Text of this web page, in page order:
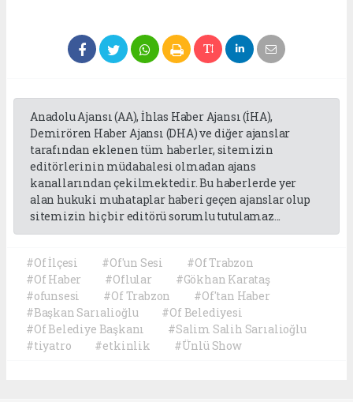
Anadolu Ajansı (AA), İhlas Haber Ajansı (İHA),
Demirören Haber Ajansı (DHA) ve diğer ajanslar
tarafından eklenen tüm haberler, sitemizin
editörlerinin müdahalesi olmadan ajans
kanallarından çekilmektedir. Bu haberlerde yer
alan hukuki muhataplar haberi geçen ajanslar olup
sitemizin hiç bir editörü sorumlu tutulamaz...
#Of İlçesi #Of'un Sesi
#Of Trabzon
#Of Haber
#Oflular
#Gökhan Karataş
#ofunsesi
#Of Trabzon
#Of'tan Haber
#Başkan Sarıalioğlu
#Of Belediyesi
#Of Belediye Başkanı
#Salim Salih Sarıalioğlu
#tiyatro
#etkinlik #Ünlü Show